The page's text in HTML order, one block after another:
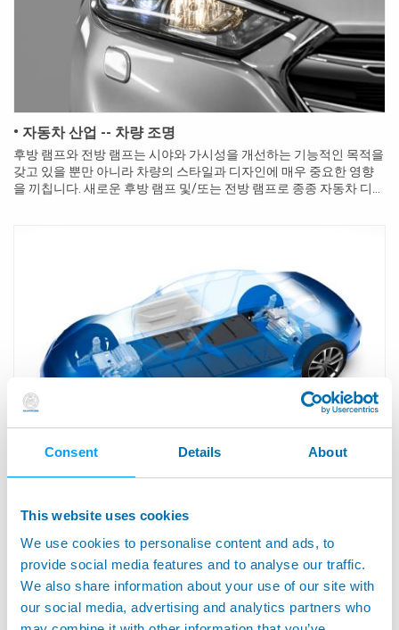
Consent Details About
This website uses cookies
We use cookies to personalise content and ads, to
provide social media features and to analyse our traffic.
We also share information about your use of our site with
our social media, advertising and analytics partners who
• 자동차 산업 -- 차량 조명
후방 램프와 전방 램프는 시야와 가시성을 개선하는 기능적인 목적을
갖고 있을 뿐만 아니라 차량의 스타일과 디자인에 매우 중요한 영향
을 끼칩니다. 새로운 후방 램프 및/또는 전방 램프로 종종 자동차 디자